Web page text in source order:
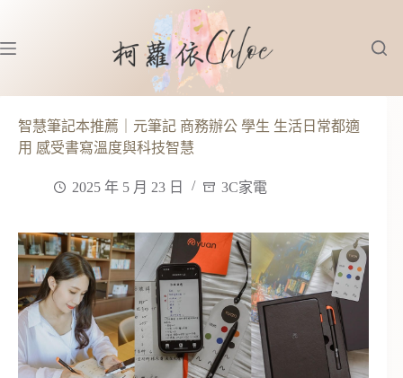
主
內
智慧筆記本推薦｜元筆記 商務辦公 學生 生活日常都適
用 感受書寫溫度與科技智慧
2025 年 5 月 23 日 3C家電